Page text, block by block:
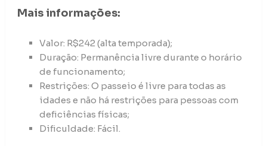
Mais informações:
Valor: R$242 (alta temporada);
Duração: Permanência livre durante o horário
de funcionamento;
Restrições: O passeio é livre para todas as
idades e não há restrições para pessoas com
deficiências físicas;
Dificuldade: Fácil.